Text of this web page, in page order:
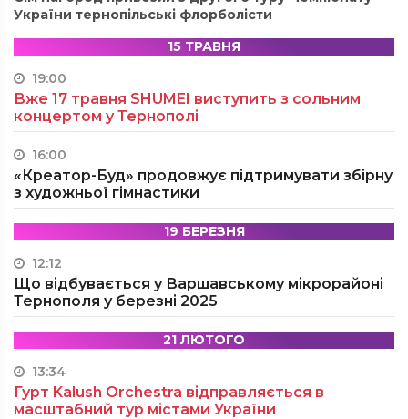
України тернопільські флорболісти
15 ТРАВНЯ
19:00
Вже 17 травня SHUMEI виступить з сольним
концертом у Тернополі
16:00
«Креатор-Буд» продовжує підтримувати збірну
з художньої гімнастики
19 БЕРЕЗНЯ
12:12
Що відбувається у Варшавському мікрорайоні
Тернополя у березні 2025
21 ЛЮТОГО
13:34
Гурт Kalush Orchestra відправляється в
масштабний тур містами України